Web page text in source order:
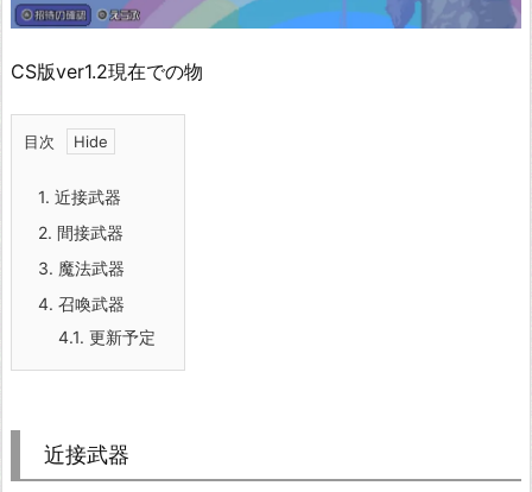
CS版ver1.2現在での物
目次
1. 近接武器
2. 間接武器
3. 魔法武器
4. 召喚武器
4.1. 更新予定
近接武器